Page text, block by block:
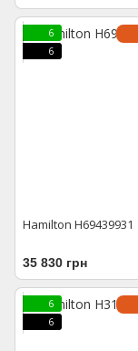
6
6
Hamilton H69439931
35 830 грн
6
6